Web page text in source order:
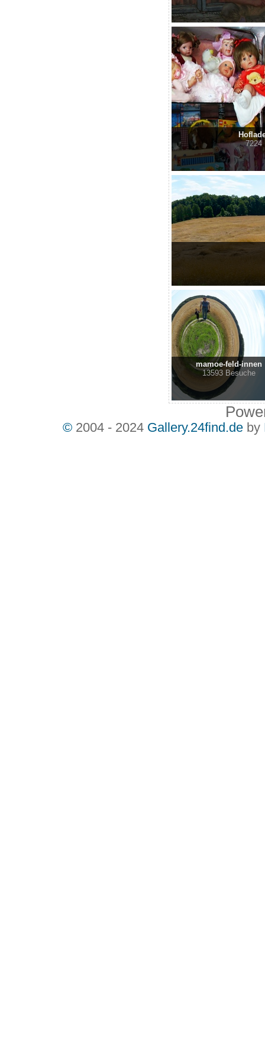
7224
mamoe-feld-innen
13593 Besuche
©2004 - 2024 Gallery.24find.deby